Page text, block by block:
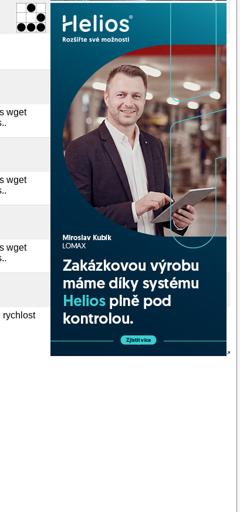
wget
wget
wget
rychlost